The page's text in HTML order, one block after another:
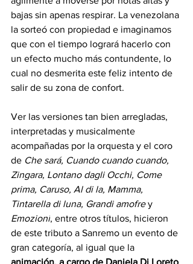
bajas sin apenas respirar. La venezolana
la sorteó con propiedad e imaginamos
que con el tiempo logrará hacerlo con
un efecto mucho más contundente, lo
cual no desmerita este feliz intento de
salir de su zona de confort.
Ver las versiones tan bien arregladas,
interpretadas y musicalmente
acompañadas por la orquesta y el coro
de Che sará, Cuando cuando cuando,
Zingara, Lontano dagli Occhi, Come
prima, Caruso, Al di la, Mamma,
Tintarella di luna, Grandi amofre y
Emozioni, entre otros títulos, hicieron
de este tributo a Sanremo un evento de
gran categoría, al igual que la
animación, a cargo de Daniela Di Loreto